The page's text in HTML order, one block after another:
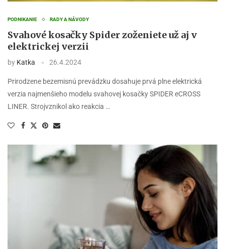
PODNIKANIE RADY A NÁVODY
Svahové kosačky Spider zoženiete už aj v
elektrickej verzii
by Katka 26.4.2024
Prirodzene bezemisnú prevádzku dosahuje prvá plne elektrická
verzia najmenšieho modelu svahovej kosačky SPIDER eCROSS
LINER. Strojvznikol ako reakcia …